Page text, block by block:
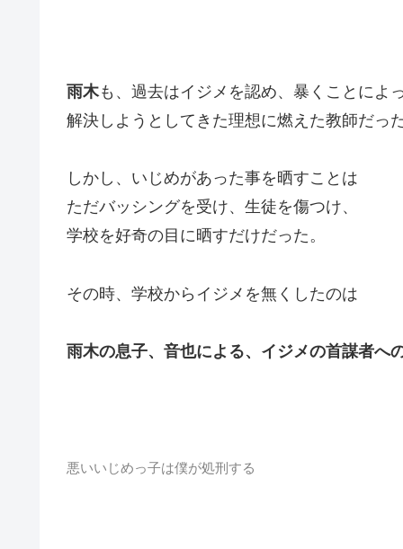
雨木も、過去はイジメを認め、暴くことによ
解決しようとしてきた理想に燃えた教師だった
しかし、いじめがあった事を晒すことは
ただバッシングを受け、生徒を傷つけ、
学校を好奇の目に晒すだけだった。
その時、学校からイジメを無くしたのは
雨木の息子、音也による、イジメの首謀者へ
悪いいじめっ子は僕が処刑する